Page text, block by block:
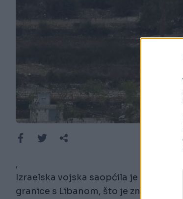
,
Izraelska vojska saopćila je u
granice s Libanom, što je znak